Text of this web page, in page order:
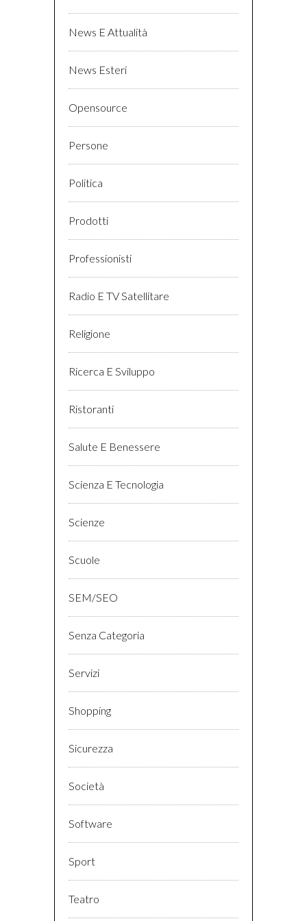
News E Attualità
News Esteri
Opensource
Persone
Politica
Prodotti
Professionisti
Radio E TV Satellitare
Religione
Ricerca E Sviluppo
Ristoranti
Salute E Benessere
Scienza E Tecnologia
Scienze
Scuole
SEM/SEO
Senza Categoria
Servizi
Shopping
Sicurezza
Società
Software
Sport
Teatro